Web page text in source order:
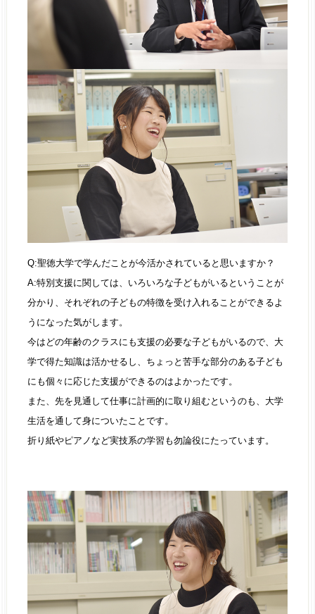
Q:聖徳大学で学んだことが今活かされていると思いますか？
A:特別支援に関しては、いろいろな子どもがいるということが
分かり、それぞれの子どもの特徴を受け入れることができるよ
うになった気がします。
今はどの年齢のクラスにも支援の必要な子どもがいるので、大
学で得た知識は活かせるし、ちょっと苦手な部分のある子ども
にも個々に応じた支援ができるのはよかったです。
また、先を見通して仕事に計画的に取り組むというのも、大学
生活を通して身についたことです。
折り紙やピアノなど実技系の学習も勿論役にたっています。